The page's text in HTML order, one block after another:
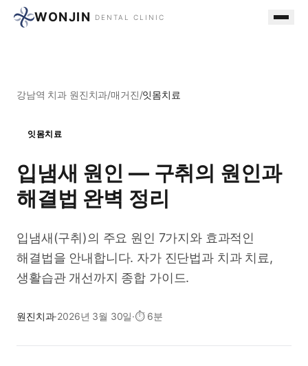
WONJIN DENTAL CLINIC
강남역 치과 원진치과/매거진/잇몸치료
잇몸치료
입냄새 원인 — 구취의 원인과
해결법 완벽 정리
입냄새(구취)의 주요 원인 7가지와 효과적인
해결법을 안내합니다. 자가 진단법과 치과 치료,
생활습관 개선까지 종합 가이드.
원진치과·2026년 3월 30일·⏱ 6분